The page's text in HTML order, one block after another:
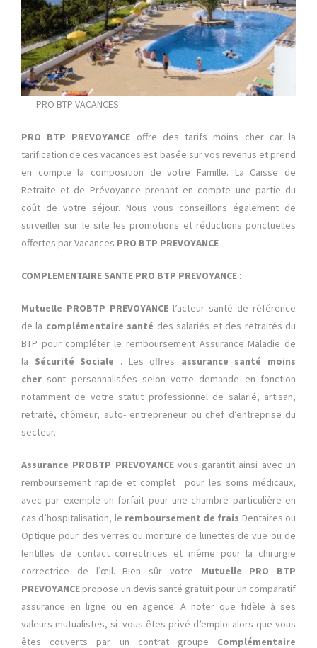
PRO BTP VACANCES
PRO BTP PREVOYANCE offre des tarifs moins cher car la
tarification de ces vacances est basée sur vos revenus et prend
en compte la composition de votre Famille. La Caisse de
Retraite et de Prévoyance prenant en compte une partie du
coût de votre séjour. Nous vous conseillons également de
surveiller sur le site les promotions et réductions ponctuelles
offertes par Vacances PRO BTP PREVOYANCE
COMPLEMENTAIRE SANTE PRO BTP PREVOYANCE :
Mutuelle PROBTP PREVOYANCE l’acteur santé de référence
de la complémentaire santé des salariés et des retraités du
BTP pour compléter le remboursement Assurance Maladie de
la Sécurité Sociale . Les offres assurance santé moins
cher sont personnalisées selon votre demande en fonction
notamment de votre statut professionnel de salarié, artisan,
retraité, chômeur, auto- entrepreneur ou chef d’entreprise du
secteur.
Assurance PROBTP PREVOYANCE vous garantit ainsi avec un
remboursement rapide et complet pour les soins médicaux,
avec par exemple un forfait pour une chambre particulière en
cas d’hospitalisation, le remboursement de frais Dentaires ou
Optique pour des verres ou monture de lunettes de vue ou de
lentilles de contact correctrices et même pour la chirurgie
correctrice de l’œil. Bien sûr votre Mutuelle PRO BTP
PREVOYANCE propose un devis santé gratuit pour un comparatif
assurance en ligne ou en agence. A noter que fidèle à ses
valeurs mutualistes, si vous êtes privé d’emploi alors que vous
êtes couverts par un contrat groupe Complémentaire